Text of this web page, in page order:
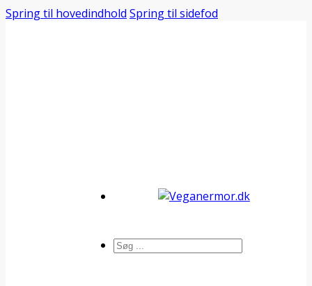
Spring til hovedindhold Spring til sidefod
Søg